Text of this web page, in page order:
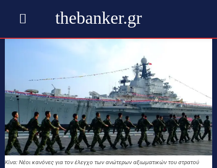
thebanker.gr
Κίνα: Νέοι κανόνες για τον έλεγχο των ανώτερων αξιωματικών του στρατού